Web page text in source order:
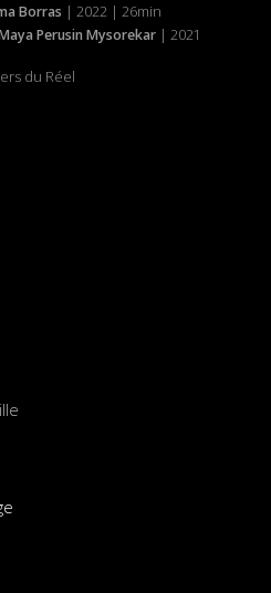
Borras | 2022 | 26min
Perusin Mysorekar| 2021
du Réel